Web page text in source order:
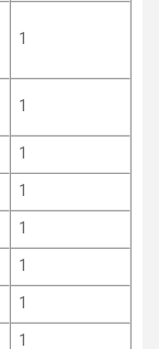
1
1
1
1
1
1
1
1